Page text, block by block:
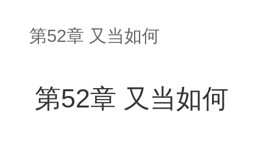
第52章 又当如何
第52章 又当如何